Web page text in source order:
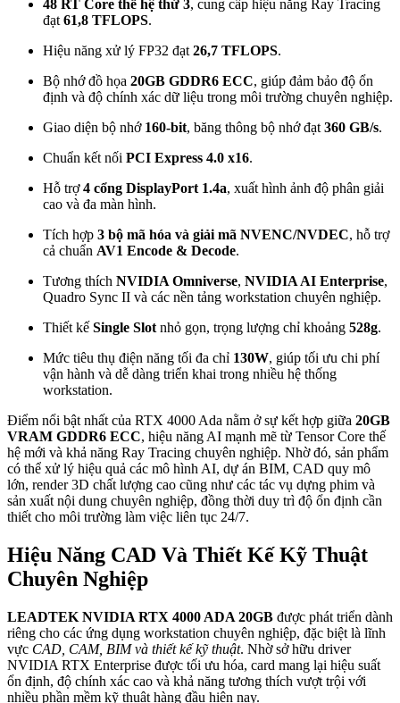
48 RT Core thế hệ thứ 3, cung cấp hiệu năng Ray Tracing
đạt 61,8 TFLOPS.
Hiệu năng xử lý FP32 đạt 26,7 TFLOPS.
Bộ nhớ đồ họa 20GB GDDR6 ECC, giúp đảm bảo độ ổn
định và độ chính xác dữ liệu trong môi trường chuyên nghiệp.
Giao diện bộ nhớ 160-bit, băng thông bộ nhớ đạt 360 GB/s.
Chuẩn kết nối PCI Express 4.0 x16.
Hỗ trợ4 cổng DisplayPort 1.4a, xuất hình ảnh độ phân giải
cao và đa màn hình.
Tích hợp 3 bộ mã hóa và giải mã NVENC/NVDEC, hỗ trợ
cả chuẩn AV1 Encode & Decode.
Tương thích NVIDIA Omniverse, NVIDIA AI Enterprise,
Quadro Sync II và các nền tảng workstation chuyên nghiệp.
Thiết kế Single Slot nhỏ gọn, trọng lượng chỉ khoảng 528g.
Mức tiêu thụ điện năng tối đa chỉ 130W, giúp tối ưu chi phí
vận hành và dễ dàng triển khai trong nhiều hệ thống
workstation.
Điểm nổi bật nhất của RTX 4000 Ada nằm ở sự kết hợp giữa 20GB
VRAM GDDR6 ECC, hiệu năng AI mạnh mẽ từ Tensor Core thế
hệ mới và khả năng Ray Tracing chuyên nghiệp. Nhờ đó, sản phẩm
có thể xử lý hiệu quả các mô hình AI, dự án BIM, CAD quy mô
lớn, render 3D chất lượng cao cũng như các tác vụ dựng phim và
sản xuất nội dung chuyên nghiệp, đồng thời duy trì độ ổn định cần
thiết cho môi trường làm việc liên tục 24/7.
Hiệu Năng CAD Và Thiết Kế Kỹ Thuật
Chuyên Nghiệp
LEADTEK NVIDIA RTX 4000 ADA 20GB được phát triển dành
riêng cho các ứng dụng workstation chuyên nghiệp, đặc biệt là lĩnh
vực CAD, CAM, BIM và thiết kế kỹ thuật. Nhờ sở hữu driver
NVIDIA RTX Enterprise được tối ưu hóa, card mang lại hiệu suất
ổn định, độ chính xác cao và khả năng tương thích vượt trội với
nhiều phần mềm kỹ thuật hàng đầu hiện nay.